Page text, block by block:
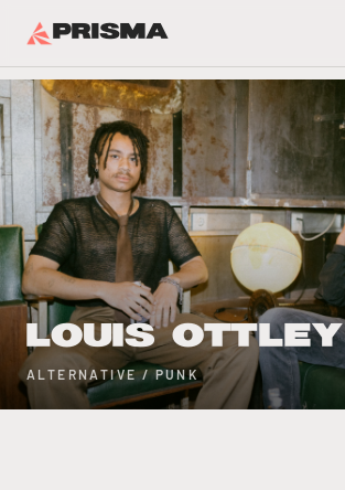
PRISMA
LOUIS OTTLEY
ALTERNATIVE / PUNK